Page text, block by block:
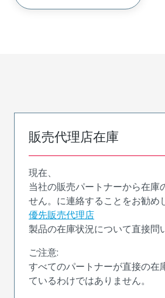
販売代理店在庫
現在、
当社の販売パートナーから在庫
せん。に連絡することをお勧め
優先販売代理店
製品の在庫状況について直接問
ご注意:
すべてのパートナーが直接の在
ているわけではありません。